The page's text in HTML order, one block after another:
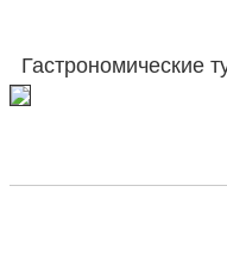
Гастрономические